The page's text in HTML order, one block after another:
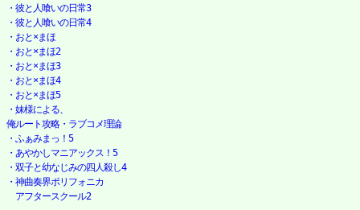
・彼と人喰いの日常3
・彼と人喰いの日常4
・おと×まほ
・おと×まほ2
・おと×まほ3
・おと×まほ4
・おと×まほ5
・妹様による、
俺ルート攻略・ラブコメ理論
・ふぁみまっ！5
・あやかしマニアックス！5
・双子と幼なじみの四人殺し4
・神曲奏界ポリフォニカ
アフタースクール2